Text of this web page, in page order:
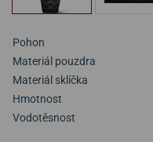
Pohon
Materiál pouzdra
Materiál sklíčka
Hmotnost
Vodotěsnost